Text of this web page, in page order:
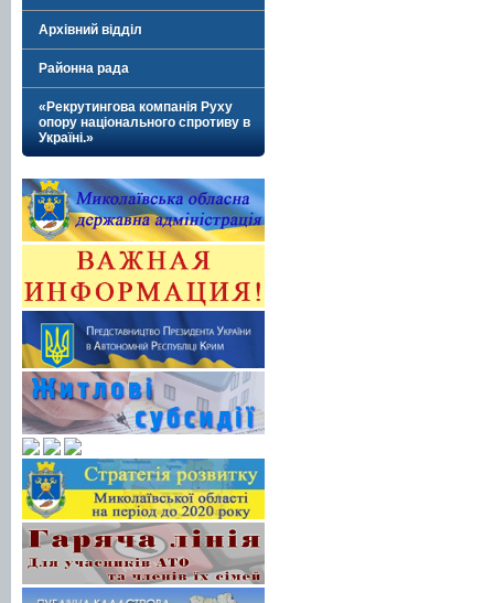
Архівний відділ
Районна рада
«Рекрутингова компанія Руху
опору національного спротиву в
Україні.»